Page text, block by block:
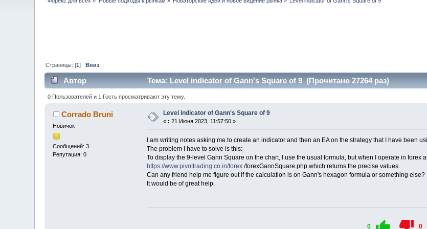
Страницы: [1]Вниз
Автор Тема: Level indicator of Gann's Square of 9 (Прочитано 27264 раз)
0 Пользователей и 1 Гость просматривают эту тему.
Corrado Bruni
Новичок
Сообщений: 3
Репутация: 0
Level indicator of Gann's Square of 9
« : 21 Июня 2023, 11:57:50 »
I am writing notes asking me to create an indicator and then an EA on the strategy that I have been
The problem I have to solve is this:
To display the 9-level Gann Square on the chart, I use the usual formula, but when I operate in
https://www.pivottrading.co.in/forex/forexGannSquare.php which returns the precise values.
Can any friend help me figure out if the calculation is on Gann's hexagon formula or something else?
It would be of great help.
0 0